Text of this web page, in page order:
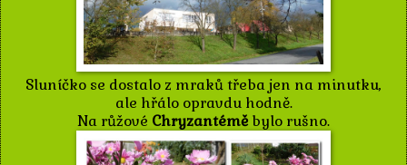
Sluníčko se dostalo z mraků třeba jen na minutku,
ale hřálo opravdu hodně.
Na růžové Chryzantémě bylo rušno.